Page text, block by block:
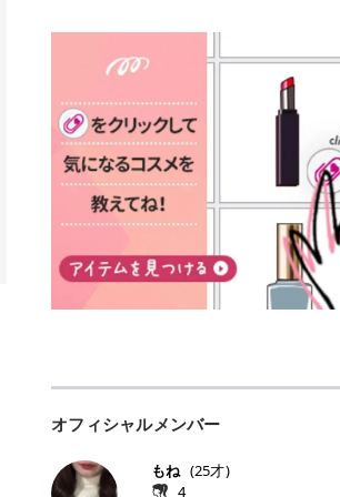
アとしても活用できます。 トナーパ
ッドの選び方 トナーパッドは、配合
成分やパッドの素材によって
異なります。 自分の肌悩み
仕上がりに合わせて選ぶこと
日のスキンケアに取り入れや
ります。 肌悩みに合わせて選ぶ パ
ッドの素材で選ぶ トナーパッドの使
い方 洗顔後すぐの清潔な肌に使用し
ます。 STEP1 エンボス面（凹凸
面）で顔全体をやさしく拭
す。 特に小鼻・あご・額な
古い角質が気になる部分は
じませましょう。 STEP2 パッドを
裏返し、フラット面で顔全
しく押さえながら化粧水を
キンケアを行います。 乾燥
パックとして使用するのもお
こからは、保湿ケアや肌荒れ
毛穴ケアなど目的別におすす
するまでの期間や必要な施術
大きな違いとして挙げられ
療脱毛は、医療機関（クリニ
皮膚科など）だけで扱える高
レーザーを使って、発毛組織
ローチする施術といわれてい
そのため、少ない回数で永久
（※）を目指すことができま
（※永久脱毛とは一生毛が1本
えてこないという意味ではな
メリカの基準に基づき「長
たって毛量が明らかに減少
状態が維持されること」を指
のがメリットですが、毛根
ます。 なお、医療脱毛は保険がきか
ない自由診療なので、クリニ
います。だからこそ、しっか
すい ラシャ メディオスター
RO ジェントルYAGプロ 公式
> ※医療脱毛は自由診療です。治療
には赤み、痒み、火傷、毛嚢
時的な硬毛化などのリスクが
す。 目次▼ 1. エミナルクリニック
の魅力とは？選ばれる3つの
最短6か月からの脱毛プラン
る！ ・全国60院以上＆21時
業！ ・痛みに配慮した医療
導入と肌トラブル対応 2. エ
クリニックの口コミ・評判 3.
ナルクリニックの全身脱毛
・追加費用がかからないシ
リニックのお得な割引・キャ
で割引 ・ペア限定プラン｜
人と一緒にスタートできる ・
ような血色感を演出するヌ
ピンク。 黄みと青みのバラ
く、自然になじむコーラル系
です。 自然な血色感をプラスしてく
れるので、ナチュラルメイク
性抜群。 可愛らしく、多幸感
印象に仕上がります。 ワインベリー
｜気品をまとうローズレッド 深み
ある青みレッド。 大人っぽ
な印象を与えるベリーカラ
ひと塗りで顔全体が華やか
リップを主役にしたメイク
クールで上品な雰囲気を演
ニュートラルな発色で、肌
落ち着いた印象に仕上がり、
いめメイクにもカジュアルメ
もマッチします。 ラズベリーケーキ
ーグロスが広がり、ふっくら
フティングしたような、新
プティンググロス💄 実際に使用した
方のクチコミ > 5 > プルプル > 唇に
塗るPDRNグロス > > AMUSE ジェ
ルフィットグロス > > ぷっくりツヤ
ツヤだけどベタっとした感じ
て使いやすいですね。プラン
効果で少しスーッとします
好き嫌いがあるかもしれま
チップは片面がツルツル、
ケモケになってます。 > > 桜グロス
【日本限定色】：上品なピ
も上品で使いやすい色です
いるので華やかそうに見える
> > スキンケア成分が配合されてい
て保湿もしっかりしてくれま
も、＠cosmeも、いつものコ
入を“ちょっとお得”に変え
が、トラミーリワードです✨
は、トラミーリワードの特徴
方法、美容好きさんにおすす
由を詳しくご紹介します！ トラミー
リワードとは？ 「トラミーリワー
ド」は、東証グロース上場企
る株式会社アイズが運営する
心・安全なポイントサイト
す。 トラミーリワードは、トラミー
会員向けのポイントサービ
対象ショップやサービスを
ことでポイントを獲得でき
たポイントはAmazonギフ
ットマネーなどに交換でき
イ活初心者でも始めやすい
段よく使っているコスメ通販
けでポイントが貯まるのが大
力です✨ 例えば、、、 ・メガ割の
オフィシャルメンバー
もね (25才)
4